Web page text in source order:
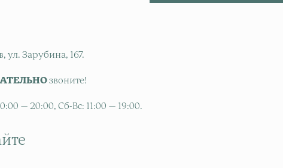
ул. Зарубина, 167.
звоните!
— 20:00, Сб-Вс: 11:00 — 19:00.